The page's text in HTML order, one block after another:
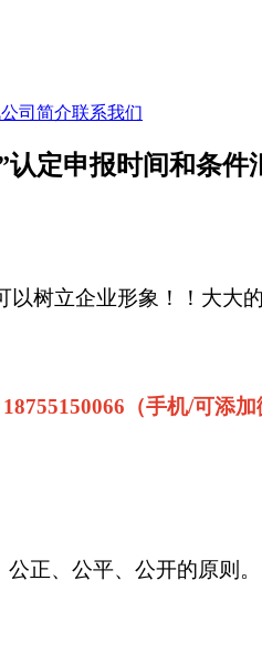
公司简介联系我们
认定申报时间和条件
以树立企业形象！！大大
（手机/可添加
正、公平、公开的原则。